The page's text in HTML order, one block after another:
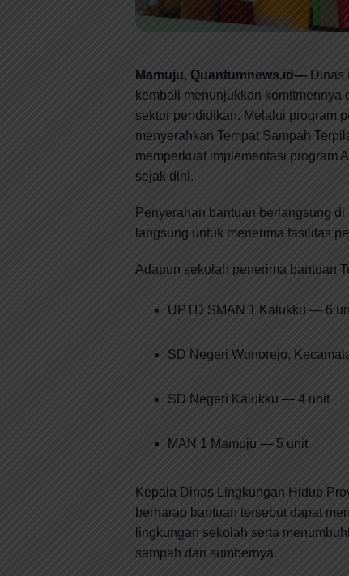
Mamuju, Quantumnews.id— Dinas
kembali menunjukkan
sektor pendidikan. Melalui program
menyerahkan Tempat Sampah
memperkuat implementasi program
sejak dini.
Penyerahan bantuan berlangsung
langsung untuk menerima fasilitas
Adapun sekolah penerima bantuan
UPTD SMAN 1 Kalukku — 6
SD Negeri Wonorejo,
SD Negeri Kalukku — 4 unit
MAN 1 Mamuju — 5 unit
Kepala Dinas Lingkungan Hidup
berharap bantuan tersebut dapat
lingkungan sekolah serta
sampah dari sumbernya.